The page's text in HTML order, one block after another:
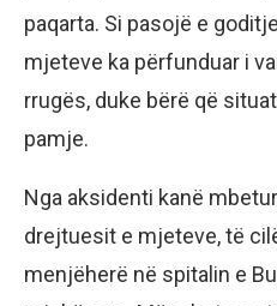
paqarta. Si pasojë e
mjeteve ka përfunduar i
rrugës, duke bërë që
pamje.
Nga aksidenti kanë
drejtuesit e mjeteve, të
menjëherë në spitalin e